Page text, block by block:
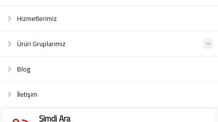
Hizmetlerimiz
Ürün Gruplarımız
Blog
İletişim
Şimdi Ara